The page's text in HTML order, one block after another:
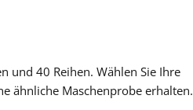
und 40 Reihen. Wählen Sie Ihre
ähnliche Maschenprobe erhalten.